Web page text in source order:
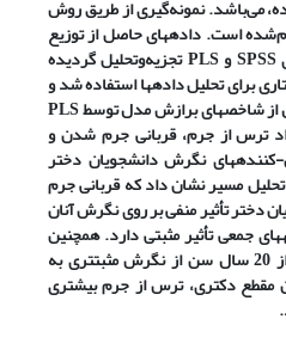
می‌باشد. نمونه‌گیری از طریق روش
است. داده­های حاصل از توزیع
پرسشنامه با کمک نرم‌افزارهای SPSS و PLS تجزیه‌وتحلیل گردیده
برای تحلیل داده­ها استفاده شد و
به‌منظور تشخیص برازندگی مدل از شاخص­های برازش مدل توسط PLS
ترس از جرم، قربانی جرم شدن و
کننده­های نگرش دانشجویان دختر
مسیر نشان داد که قربانی جرم
دختر تأثیر منفی بر روی نگرش آنان
جمعی تأثیر مثبتی دارد. همچنین
مشخص شد دانشجویان کمتر از 20 سال سن از نگرش مثبت­تری به
مقطع دکتری، ترس از جرم بیشتری